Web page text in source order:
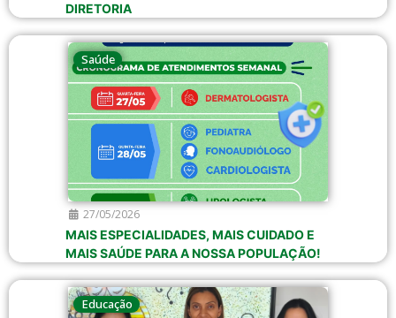
DIRETORIA
Saúde
27/05/2026
MAIS ESPECIALIDADES, MAIS CUIDADO E
MAIS SAÚDE PARA A NOSSA POPULAÇÃO!
Educação